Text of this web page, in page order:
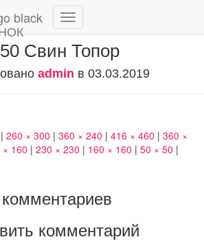
Переключить
навигацию
Свин Топор
admin в 03.03.2019
| 260 × 300 | 360 × 240 | 416 × 460 | 360 ×
× 160 | 230 × 230 | 160 × 160 | 50 × 50 |
комментарий